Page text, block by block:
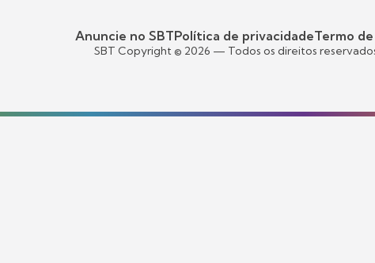
Anuncie no SBTPolítica de privacidadeTermo de
SBT Copyright © 2026 — Todos os direitos